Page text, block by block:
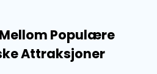
Populære
Attraksjoner